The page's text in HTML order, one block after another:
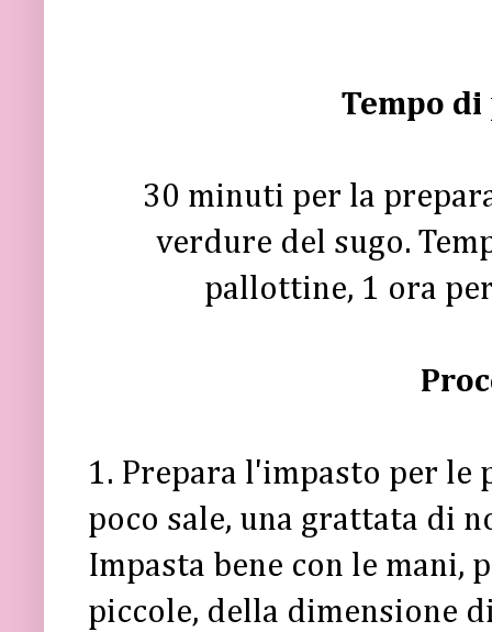
Tempo
30 minuti per la
verdure del sugo.
pallottine, 1 ora
1. Prepara l'impasto per le
poco sale, una grattata di
Impasta bene con le
piccole, della dimensione